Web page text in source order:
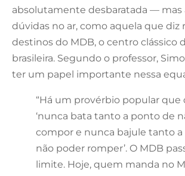
absolutamente desbaratada — mas
dúvidas no ar, como aquela que diz
destinos do MDB, o centro clássico
brasileira. Segundo o professor,
ter um papel importante nessa
“Há um provérbio popular que
‘nunca bata tanto a ponto de
compor e nunca bajule tanto
não poder romper’. O MDB
limite. Hoje, quem manda no